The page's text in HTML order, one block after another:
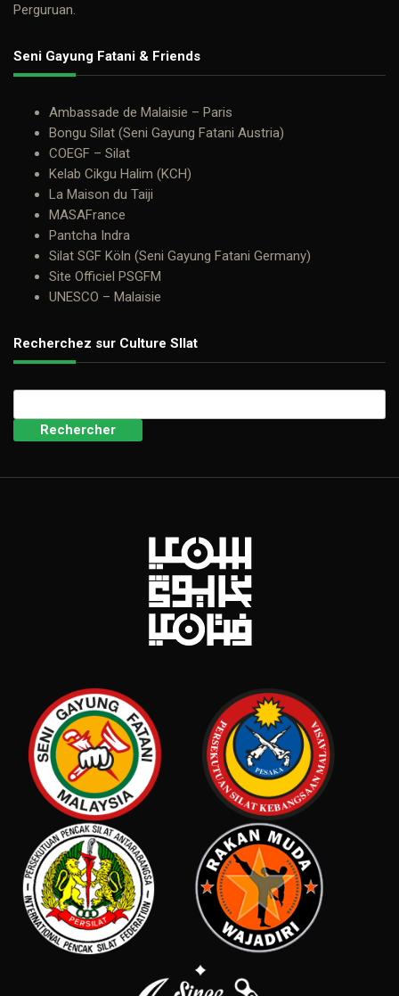
Perguruan.
Seni Gayung Fatani & Friends
Ambassade de Malaisie – Paris
Bongu Silat (Seni Gayung Fatani Austria)
COEGF – Silat
Kelab Cikgu Halim (KCH)
La Maison du Taiji
MASAFrance
Pantcha Indra
Silat SGF Köln (Seni Gayung Fatani Germany)
Site Officiel PSGFM
UNESCO – Malaisie
Recherchez sur Culture SIlat